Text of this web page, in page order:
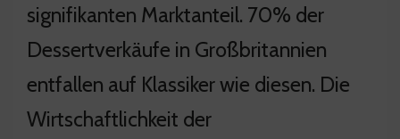
signifikanten Marktanteil. 70% der
Dessertverkäufe in Großbritannien
entfallen auf Klassiker wie diesen. Die
Wirtschaftlichkeit der